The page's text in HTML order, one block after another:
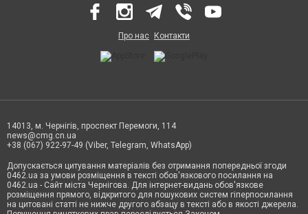
Про нас Контакти
14013, м. Чернігів, проспект Перемоги, 114
news@cmg.cn.ua
+38 (067) 922-97-49 (Viber, Telegram, WhatsApp)
Допускається цитування матеріалів без отримання попередньої згоди
0462.ua за умови розміщення в тексті обов'язкового посилання на
0462.ua - Сайт міста Чернігова. Для інтернет-видань обов'язкове
розміщення прямого, відкритого для пошукових систем гіперпосилання
на цитовані статті не нижче другого абзацу в тексті або в якості джерела.